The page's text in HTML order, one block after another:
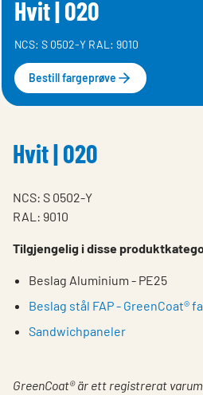
Hvit | 020
NCS: S 0502-Y RAL: 9010
Bestill fargeprøve
Hvit | 020
NCS: S 0502-Y
RAL: 9010
Tilgjengelig i disse
Beslag Aluminium - PE25
Beslag stål FAP - GreenCoat®
Sandwichpaneler
GreenCoat® är ett registrerat